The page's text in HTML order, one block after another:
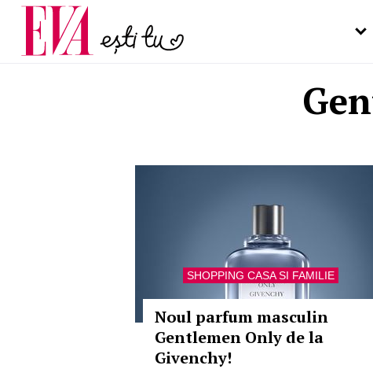
SHOPPING CASA SI FAMILIE
Noul parfum masculin
Gentlemen Only de la
Givenchy!
Carieră
Actualitate